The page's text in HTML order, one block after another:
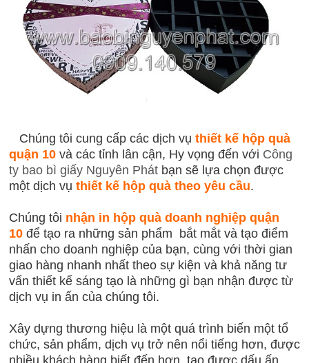
Chúng tôi cung cấp các dịch vụ thiết kế hộp quà
quận 10 và các tỉnh lân cận, Hy vọng đến với Công
ty bao bì giấy Nguyên Phátbạn sẽ lựa chọn được
một dịch vụ thiết kế hộp quà theo yêu cầu.
Chúng tôi n hận in hộp quà doanh nghiệp quận
10 để tạo ra những sản phẩm bắt mắt và tạo điểm
nhấn cho doanh nghiệp của bạn, cùng với thời gian
giao hàng nhanh nhất theo sự kiện và khả năng tư
vấn thiết kế sáng tạo là những gì bạn nhận được từ
dịch vụ in ấn của chúng tôi.
Xây dựng thương hiệu là một quá trình biến một tổ
chức, sản phẩm, dịch vụ trở nên nổi tiếng hơn, được